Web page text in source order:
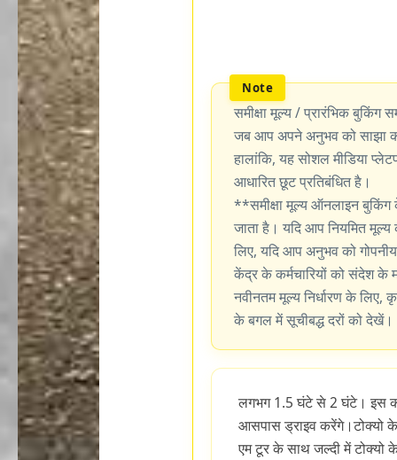
समीक्षा मूल्य / प्रारंभिक बुकिंग
जब आप अपने अनुभव को साझा
हालांकि, यह सोशल मीडिया
आधारित छूट प्रतिबंधित है।
**समीक्षा मूल्य ऑनलाइन बुकिंग
जाता है। यदि आप नियमित
लिए, यदि आप अनुभव को
केंद्र के कर्मचारियों को संदेश के
नवीनतम मूल्य निर्धारण के
के बगल में सूचीबद्ध दरों को देखें।
लगभग 1.5 घंटे से 2 घंटे। इस
आसपास ड्राइव करेंगे।टोक्यो
एम टूर के साथ जल्दी में